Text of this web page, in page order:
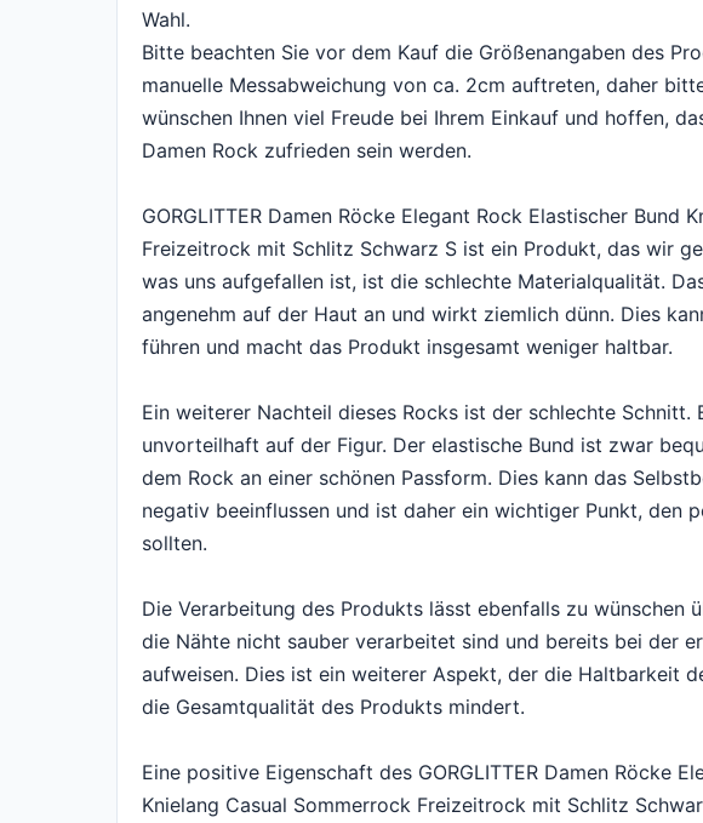
Wahl.
Bitte beachten Sie vor dem Kauf die Größenangaben des
manuelle Messabweichung von ca. 2cm auftreten, daher
wünschen Ihnen viel Freude bei Ihrem Einkauf und hoffen,
Damen Rock zufrieden sein werden.
GORGLITTER Damen Röcke Elegant Rock Elastischer Bund
Freizeitrock mit Schlitz Schwarz S ist ein Produkt, das wir
was uns aufgefallen ist, ist die schlechte Materialqualität.
angenehm auf der Haut an und wirkt ziemlich dünn. Dies
führen und macht das Produkt insgesamt weniger haltbar.
Ein weiterer Nachteil dieses Rocks ist der schlechte
unvorteilhaft auf der Figur. Der elastische Bund ist zwar
dem Rock an einer schönen Passform. Dies kann das
negativ beeinflussen und ist daher ein wichtiger Punkt, den
sollten.
Die Verarbeitung des Produkts lässt ebenfalls zu wünschen
die Nähte nicht sauber verarbeitet sind und bereits bei der
aufweisen. Dies ist ein weiterer Aspekt, der die Haltbarkeit
die Gesamtqualität des Produkts mindert.
Eine positive Eigenschaft des GORGLITTER Damen Röcke
Knielang Casual Sommerrock Freizeitrock mit Schlitz